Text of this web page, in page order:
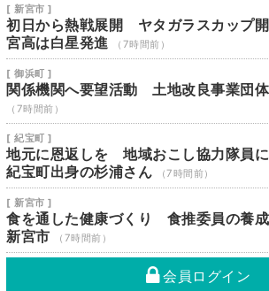
[ 新宮市 ]
初日から熱戦展開 ヤタガラスカップ
宮高は白星発進
（7時間前）
[ 御浜町 ]
関係機関へ要望活動 土地改良事業団
（7時間前）
[ 紀宝町 ]
地元に恩返しを 地域おこし協力隊員
紀宝町出身の杉浦さん
（7時間前）
[ 新宮市 ]
食を通した健康づくり 食推委員の養
新宮市
（7時間前）
会員ログイン